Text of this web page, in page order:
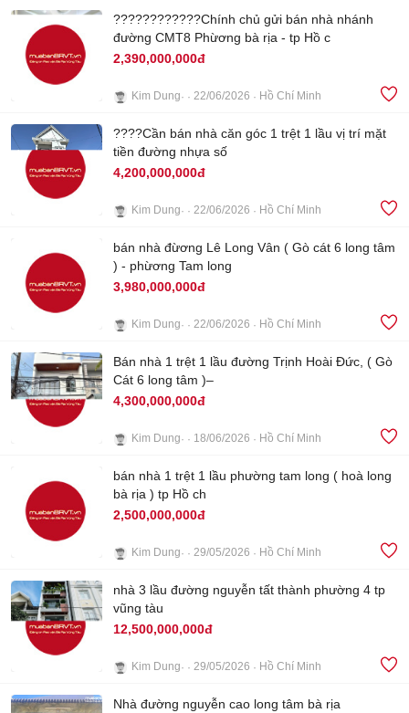
????????????Chính chủ gửi bán nhà nhánh
đường CMT8 Phừơng bà rịa - tp Hồ c
2,390,000,000đ
Kim Dung 22/06/2026 Hồ Chí Minh
????Cần bán nhà căn góc 1 trệt 1 lầu vị trí mặt
tiền đường nhựa số
4,200,000,000đ
Kim Dung 22/06/2026 Hồ Chí Minh
bán nhà đừơng Lê Long Vân ( Gò cát 6 long tâm
) - phừơng Tam long
3,980,000,000đ
Kim Dung 22/06/2026 Hồ Chí Minh
Bán nhà 1 trệt 1 lầu đường Trịnh Hoài Đức, ( Gò
Cát 6 long tâm )–
4,300,000,000đ
Kim Dung 18/06/2026 Hồ Chí Minh
bán nhà 1 trệt 1 lầu phường tam long ( hoà long
bà rịa ) tp Hồ ch
2,500,000,000đ
Kim Dung 29/05/2026 Hồ Chí Minh
nhà 3 lầu đường nguyễn tất thành phường 4 tp
vũng tàu
12,500,000,000đ
Kim Dung 29/05/2026 Hồ Chí Minh
Nhà đường nguyễn cao long tâm bà rịa